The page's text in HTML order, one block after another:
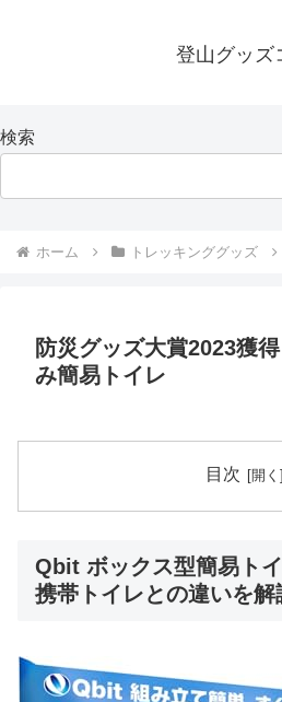
登山グッズ
検索
ホーム トレッキンググッズ
防災グッズ大賞2023獲
み簡易トイレ
目次
Qbit ボックス型簡易ト
携帯トイレとの違いを解